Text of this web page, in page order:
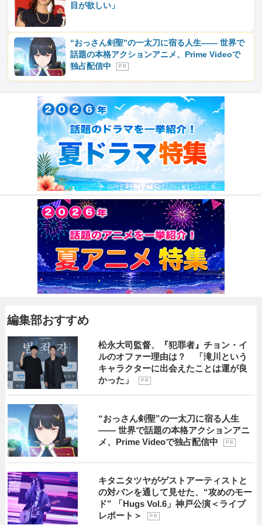
目が欲しい」
“おっさん剣聖”の一太刀に宿る人生―― 世界で
話題の本格アクションアニメ、Prime Videoで
独占配信中
P R
編集部おすすめ
松永大司監督、『犯罪者』チョン・イ
ルのオファー理由は？ 「滝川という
キャラクターに出会えたことは運が良
かった」
P R
“おっさん剣聖”の一太刀に宿る人生
―― 世界で話題の本格アクションアニ
メ、Prime Videoで独占配信中
P R
キタニタツヤがゲストアーティストと
の対バンを通して見せた、“攻めのモー
ド” 「Hugs Vol.6」神戸公演＜ライブ
レポート＞
P R